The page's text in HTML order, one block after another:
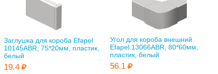
Заглушка для короба Efapel
10145ABR, 75*20мм, пластик,
белый
19.4
Угол для короба внешний
Efapel 13066ABR, 80*60мм,
пластик, белый
56.1